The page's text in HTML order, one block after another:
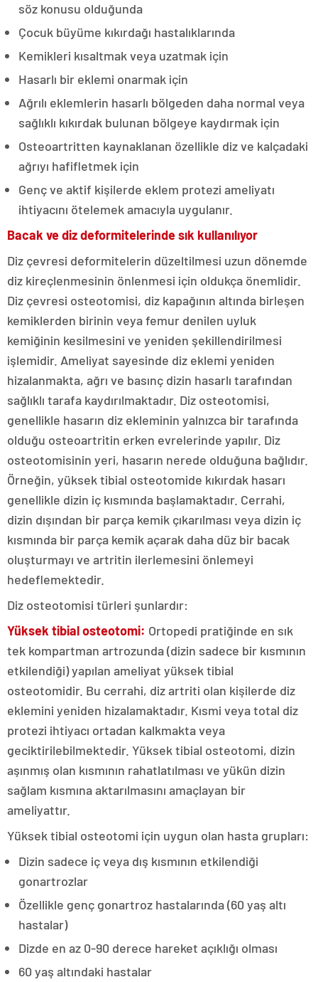
söz konusu olduğunda
Çocuk büyüme kıkırdağı hastalıklarında
Kemikleri kısaltmak veya uzatmak için
Hasarlı bir eklemi onarmak için
Ağrılı eklemlerin hasarlı bölgeden daha normal veya
sağlıklı kıkırdak bulunan bölgeye kaydırmak için
Osteoartritten kaynaklanan özellikle diz ve kalçadaki
ağrıyı hafifletmek için
Genç ve aktif kişilerde eklem protezi ameliyatı
ihtiyacını ötelemek amacıyla uygulanır.
Bacak ve diz deformitelerinde sık kullanılıyor
Diz çevresi deformitelerin düzeltilmesi uzun dönemde
diz kireçlenmesinin önlenmesi için oldukça önemlidir.
Diz çevresi osteotomisi, diz kapağının altında birleşen
kemiklerden birinin veya femur denilen uyluk
kemiğinin kesilmesini ve yeniden şekillendirilmesi
işlemidir. Ameliyat sayesinde diz eklemi yeniden
hizalanmakta, ağrı ve basınç dizin hasarlı tarafından
sağlıklı tarafa kaydırılmaktadır. Diz osteotomisi,
genellikle hasarın diz ekleminin yalnızca bir tarafında
olduğu osteoartritin erken evrelerinde yapılır. Diz
osteotomisinin yeri, hasarın nerede olduğuna bağlıdır.
Örneğin, yüksek tibial osteotomide kıkırdak hasarı
genellikle dizin iç kısmında başlamaktadır. Cerrahi,
dizin dışından bir parça kemik çıkarılması veya dizin iç
kısmında bir parça kemik açarak daha düz bir bacak
oluşturmayı ve artritin ilerlemesini önlemeyi
hedeflemektedir.
Diz osteotomisi türleri şunlardır:
Yüksek tibial osteotomi: Ortopedi pratiğinde en sık
tek kompartman artrozunda (dizin sadece bir kısmının
etkilendiği) yapılan ameliyat yüksek tibial
osteotomidir. Bu cerrahi, diz artriti olan kişilerde diz
eklemini yeniden hizalamaktadır. Kısmi veya total diz
protezi ihtiyacı ortadan kalkmakta veya
geciktirilebilmektedir. Yüksek tibial osteotomi, dizin
aşınmış olan kısmının rahatlatılması ve yükün dizin
sağlam kısmına aktarılmasını amaçlayan bir
ameliyattır.
Yüksek tibial osteotomi için uygun olan hasta grupları:
Dizin sadece iç veya dış kısmının etkilendiği
gonartrozlar
Özellikle genç gonartroz hastalarında (60 yaş altı
hastalar)
Dizde en az 0-90 derece hareket açıklığı olması
60 yaş altındaki hastalar